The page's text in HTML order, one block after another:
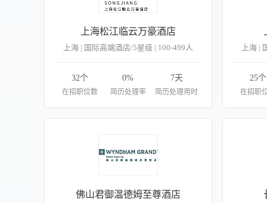
上海松江临云万豪酒店
上海 | 国际高端酒店/5星级 | 100-499人
32个
在招职位数
0%
简历处理率
7天
简历处理用时
上海 |
25个
在招职
佛山君御温德姆至尊酒店